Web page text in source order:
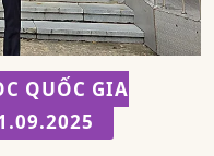
QUỐC GIA